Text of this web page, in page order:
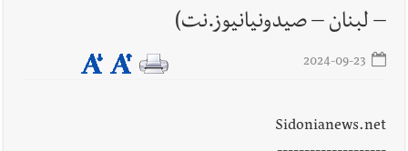
– لبنان – صيدونيانيوز.نت)
Sidonianews.net